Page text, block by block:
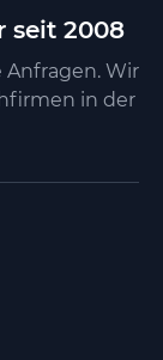
seit 2008
Wir
in der